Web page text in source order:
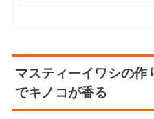
マスティーイワシの作
でキノコが香る